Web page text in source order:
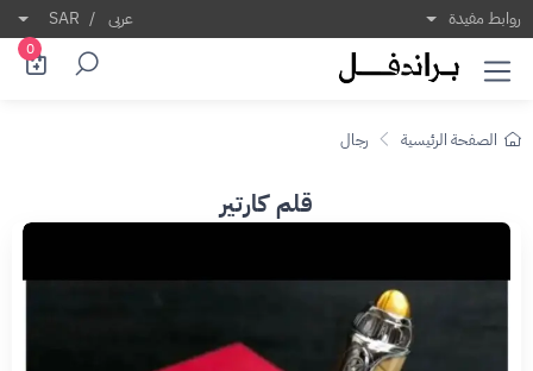
روابط مفيدة عربى /
SAR
0
الصفحة الرئيسية رجال
قلم كارتير